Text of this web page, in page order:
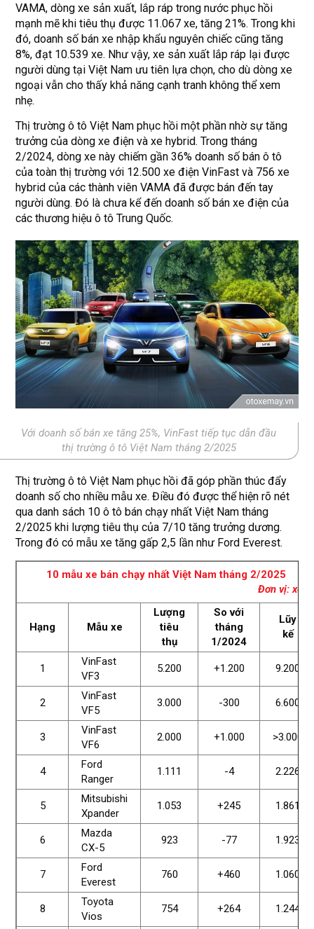
VAMA, dòng xe sản xuất, lắp ráp trong nước phục hồi
mạnh mẽ khi tiêu thụ được 11.067 xe, tăng 21%. Trong khi
đó, doanh số bán xe nhập khẩu nguyên chiếc cũng tăng
8%, đạt 10.539 xe. Như vậy, xe sản xuất lắp ráp lại được
người dùng tại Việt Nam ưu tiên lựa chọn, cho dù dòng xe
ngoại vẫn cho thấy khả năng cạnh tranh không thể xem
nhẹ.
Thị trường ô tô Việt Nam phục hồi một phần nhờ sự tăng
trưởng của dòng xe điện và xe hybrid. Trong tháng
2/2024, dòng xe này chiếm gần 36% doanh số bán ô tô
của toàn thị trường với 12.500 xe điện VinFast và 756 xe
hybrid của các thành viên VAMA đã được bán đến tay
người dùng. Đó là chưa kể đến doanh số bán xe điện của
các thương hiệu ô tô Trung Quốc.
Với doanh số bán xe tăng 25%, VinFast tiếp tục dẫn đầu
thị trường ô tô Việt Nam tháng 2/2025
Thị trường ô tô Việt Nam phục hồi đã góp phần thúc đẩy
doanh số cho nhiều mẫu xe. Điều đó được thể hiện rõ nét
qua danh sách 10 ô tô bán chạy nhất Việt Nam tháng
2/2025 khi lượng tiêu thụ của 7/10 tăng trưởng dương.
Trong đó có mẫu xe tăng gấp 2,5 lần như Ford Everest.
10 mẫu xe bán chạy nhất Việt Nam tháng 2/2025
Đơn vị: xe
Hạng Mẫu xe
Lượng
tiêu
thụ
So với
tháng
1/2024
Lũy
kế
1
VinFast
VF3
5.200 +1.200 9.200
2
VinFast
VF5
3.000 -300 6.600
3
VinFast
VF6
2.000 +1.000 >3.000
4
Ford
Ranger
1.111 -4 2.226
5
Mitsubishi
Xpander
1.053 +245 1.861
6
Mazda
CX-5
923 -77 1.923
7
Ford
Everest
760 +460 1.060
8
Toyota
Vios
754 +264 1.244